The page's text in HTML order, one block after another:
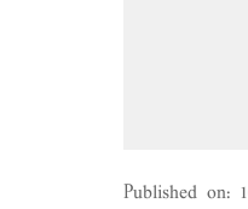
Published on: